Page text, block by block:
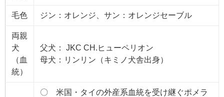
毛色 ジン：オレンジ、サン：オレンジセーブル
両親
犬
（血
統）
父犬： JKC CH.ヒューペリオン
母犬：リンリン（キミノ犬舎出身）
〇 米国・タイの外産系血統を受け継ぐポメラ